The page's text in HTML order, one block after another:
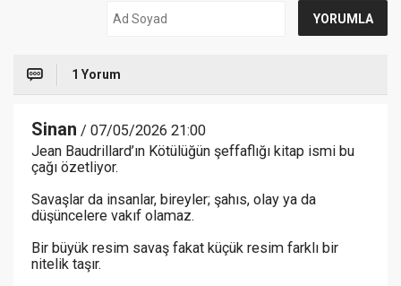
1 Yorum
Sinan / 07/05/2026 21:00
Jean Baudrillard’ın Kötülüğün şeffaflığı kitap ismi bu
çağı özetliyor.
Savaşlar da insanlar, bireyler; şahıs, olay ya da
düşüncelere vakıf olamaz.
Bir büyük resim savaş fakat küçük resim farklı bir
nitelik taşır.